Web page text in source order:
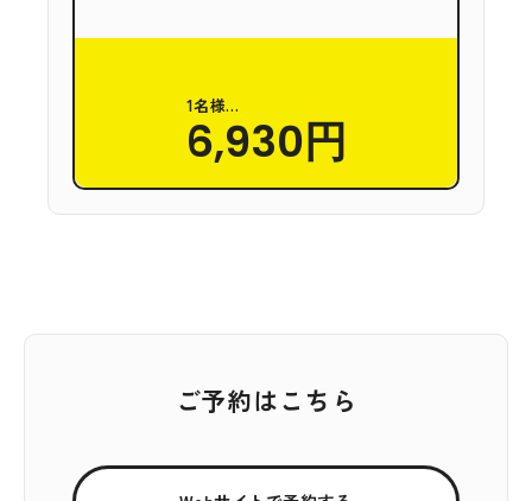
1名様…
6,930円
ご予約はこちら